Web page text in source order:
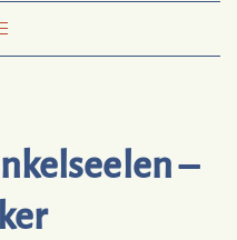
Navigation
–